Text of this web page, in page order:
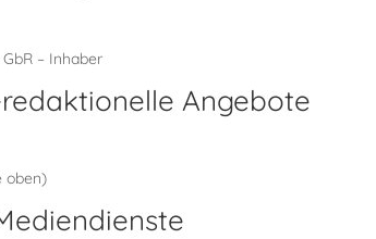
– Inhaber
Angebote
oben)